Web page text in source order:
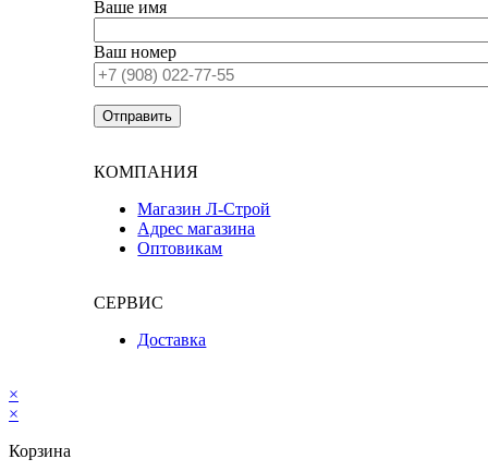
Ваше имя
Ваш номер
КОМПАНИЯ
Магазин Л-Строй
Адрес магазина
Оптовикам
СЕРВИС
Доставка
×
×
Корзина